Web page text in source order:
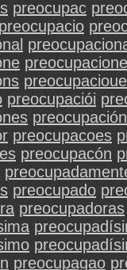
preocupac
preocupacio
preocupaciói
preocupacoes
preocupacón
preocupado
preocupadoras
preocupagao